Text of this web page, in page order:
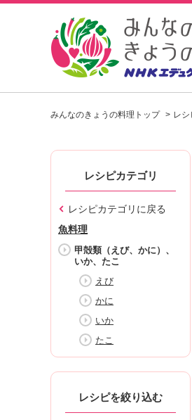
みんなのきょうの料理トップ レ
レシピカテゴリ
レシピカテゴリに戻る
魚料理
甲殻類（えび、かに）、
いか、たこ
えび
かに
いか
たこ
レシピを絞り込む